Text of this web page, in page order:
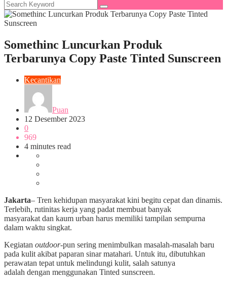
Somethinc Luncurkan Produk
Terbarunya Copy Paste Tinted Sunscreen
Kecantikan
Puan
12 Desember 2023
0
969
4 minutes read
Jakarta– Tren kehidupan masyarakat kini begitu cepat dan dinamis.
Terlebih, rutinitas kerja yang padat membuat banyak
masyarakat dan kaum urban harus memiliki tampilan sempurna
dalam waktu singkat.
Kegiatan outdoor-pun sering menimbulkan masalah-masalah baru
pada kulit akibat paparan sinar matahari. Untuk itu, dibutuhkan
perawatan tepat untuk melindungi kulit, salah satunya
adalah dengan menggunakan Tinted sunscreen.